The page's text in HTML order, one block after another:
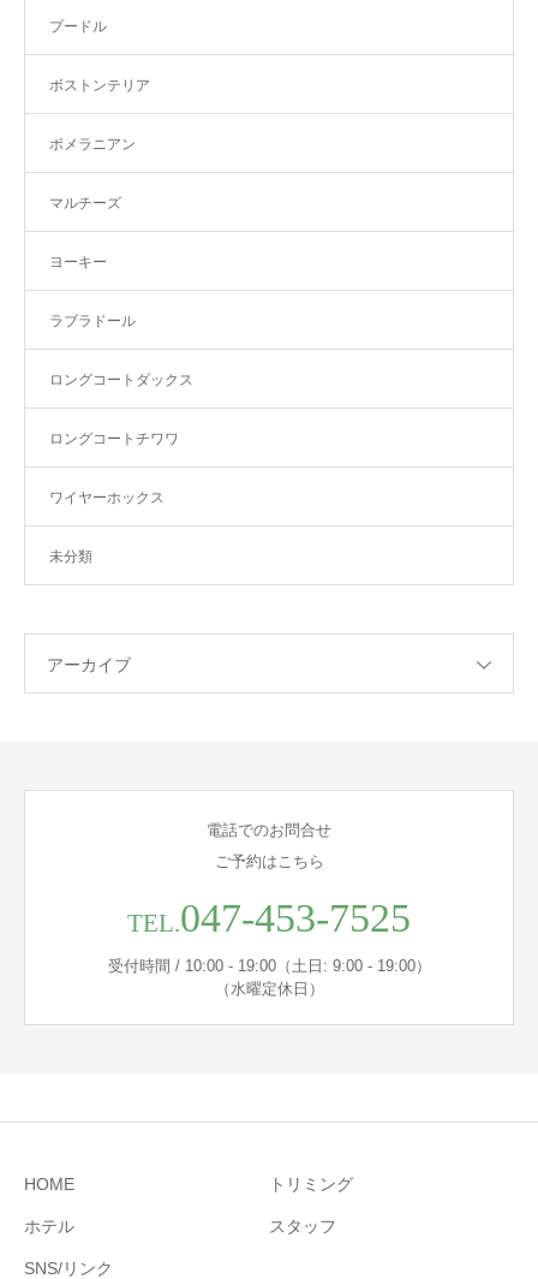
プードル
ボストンテリア
ポメラニアン
マルチーズ
ヨーキー
ラブラドール
ロングコートダックス
ロングコートチワワ
ワイヤーホックス
未分類
アーカイブ
電話でのお問合せ
ご予約はこちら
TEL.047-453-7525
受付時間 / 10:00 - 19:00（土日: 9:00 - 19:00）
（水曜定休日）
HOME トリミング
ホテル スタッフ
SNS/リンク